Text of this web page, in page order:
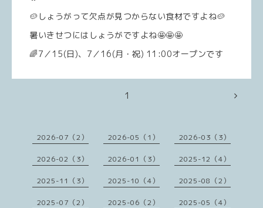
🥔 しょうがって欠点が見つからない食材ですよね🥔
暑いきせつにはしょうがですよね🤩🤩🤩
🌈7／15(日)、7／16(月・祝) 11:00オープンです
1
2026-07（2） 2026-05（1） 2026-03（3）
2026-02（3） 2026-01（3） 2025-12（4）
2025-11（3） 2025-10（4） 2025-08（2）
2025-07（2） 2025-06（2） 2025-05（4）